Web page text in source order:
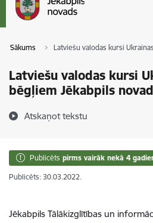
Sākums Latviešu valodas kursi
Latviešu valodas kursi
bēgļiem Jēkabpils
Atskaņot tekstu
Publicēts pirms vairāk nekā 4
Publicēts: 30.03.2022.
Jēkabpils Tālākizglītības un